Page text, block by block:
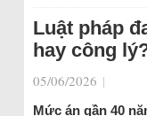
Luật pháp
hay công
05/06/2026 |
Mức án gần 40